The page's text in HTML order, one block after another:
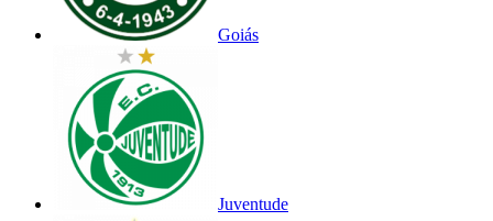
Goiás
Juventude